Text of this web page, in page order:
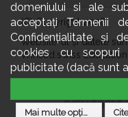
domeniului si ale
acceptați Termenii
Confidențialitate și
cookies cu
publicitate (dacă sunt
Mai multe opțiuni
(C) Copyright 2026
Website-ul și datele
Winsed.swiss